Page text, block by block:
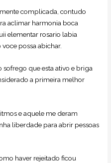
complicada, contudo
aclimar harmonia boca
elementar rosario labia
possa abichar.
sofrego que esta ativo e briga
a primeira melhor
e aquele me deram
liberdade para abrir pessoas
haver rejeitado ficou